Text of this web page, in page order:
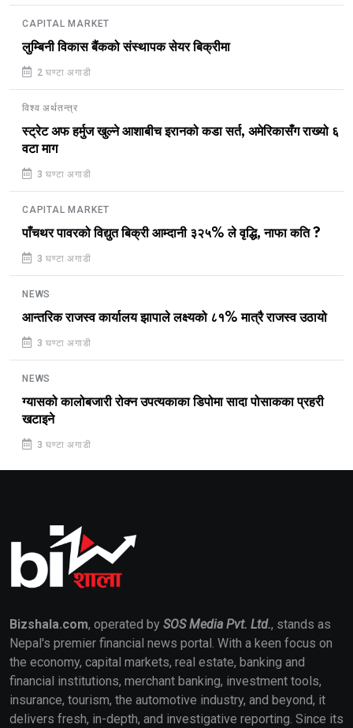
CAPITAL MARKET
लुम्बिनी विकास बैंकको संस्थापक सेयर बिक्रीमा
2 घण्टा अगाडी
विश्व अर्थतन्त्र
स्ट्रेट अफ हर्मुज खुल्ने आशाबीच इरानको कडा सर्त, अमेरिकासँग राख्यो ६
वटा माग
3 घण्टा अगाडी
CAPITAL MARKET
पाँचथर पावरको विद्युत बिक्री आम्दानी ३२५% ले वृद्धि, नाफा कति ?
3 घण्टा अगाडी
NEWS
आन्तरिक राजस्व कार्यालय झापाले लक्ष्यको ८१% मात्रै राजस्व उठायो
3 घण्टा अगाडी
NEWS
ग्यासको कालोबजारी रोक्न उपत्यकाका डिपोमा सादा पोसाकका प्रहरी
खटाइने
3 घण्टा अगाडी
Bizshala.com, operated by SOS Media Pvt. Ltd., stands as
Nepal's premier financial news portal. With a keen focus on
the economy, capital markets, real estate, banking and
financial institutions, merchant banking, investment tools,
insurance, tourism, the automotive industry, and beyond, it
delivers fresh, in-depth, and investigative reporting. Since its